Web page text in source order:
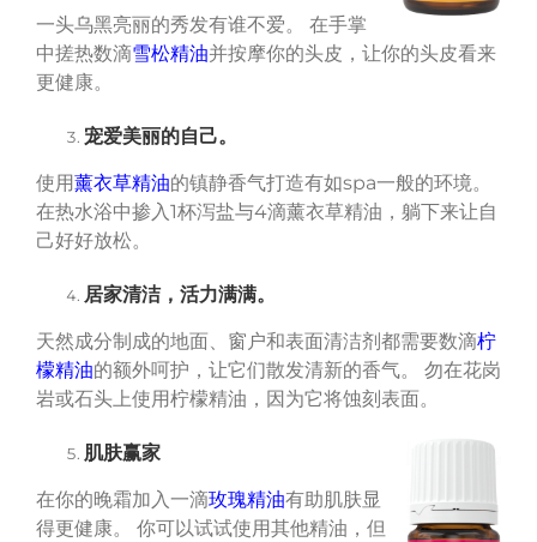
一头乌黑亮丽的秀发有谁不爱。 在手掌
中搓热数滴雪松精油并按摩你的头皮，让你的头皮看来
更健康。
宠爱美丽的自己。
使用薰衣草精油的镇静香气打造有如spa一般的环境。
在热水浴中掺入1杯泻盐与4滴薰衣草精油，躺下来让自
己好好放松。
居家清洁，活力满满。
天然成分制成的地面、窗户和表面清洁剂都需要数滴柠
檬精油的额外呵护，让它们散发清新的香气。 勿在花岗
岩或石头上使用柠檬精油，因为它将蚀刻表面。
肌肤赢家
在你的晚霜加入一滴玫瑰精油有助肌肤显
得更健康。 你可以试试使用其他精油，但